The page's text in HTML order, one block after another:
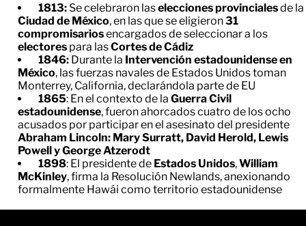
1813: Se celebraron laselecciones provincialesde la
Ciudad de México, en las que se eligieron31
compromisariosencargados de seleccionar a los
electores para lasCortes de Cádiz
1846: Durante la Intervención estadounidense en
México, las fuerzas navales de Estados Unidos toman
Monterrey, California, declarándola parte de EU
1865: En el contexto de la Guerra Civil
estadounidense, fueron ahorcados cuatro de los ocho
acusados por participar en el asesinato del presidente
Abraham Lincoln: Mary Surratt, David Herold, Lewis
Powell y George Atzerodt
1898: El presidente de Estados Unidos,William
McKinley, firma la Resolución Newlands, anexionando
formalmente Hawái como territorio estadounidense